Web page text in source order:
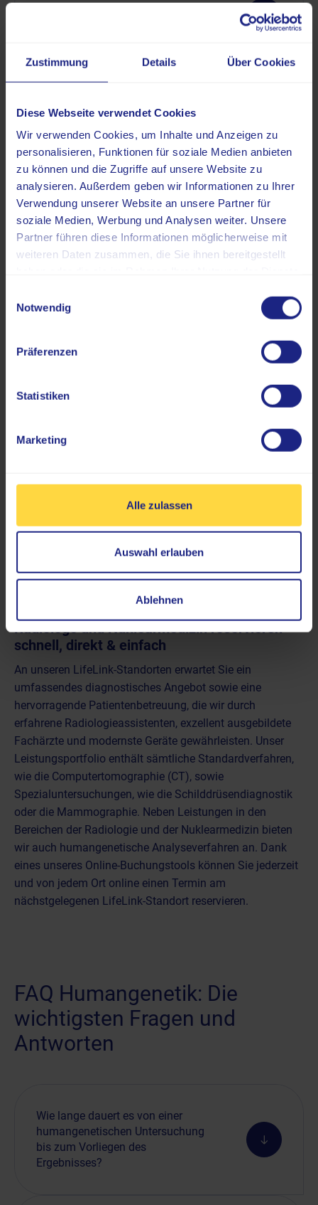
Zustimmung Details Über Cookies
Diese Webseite verwendet Cookies
Wir verwenden Cookies, um Inhalte und Anzeigen zu
personalisieren, Funktionen für soziale Medien anbieten
zu können und die Zugriffe auf unsere Website zu
analysieren. Außerdem geben wir Informationen zu Ihrer
Verwendung unserer Website an unsere Partner für
soziale Medien, Werbung und Analysen weiter. Unsere
Partner führen diese Informationen möglicherweise mit
weiteren Daten zusammen, die Sie ihnen bereitgestellt
Notwendig
Präferenzen
Statistiken
Marketing
Alle zulassen
Auswahl erlauben
Ablehnen
Blutgerinnungsstörungen
Herz-Kreislauf-
Ionenkanalerkrankungen
Knochenstoffwechselstörungen
Nahrungsmittelunverträglichkeiten
Reproduktionsgenetik bzw.
unerfüllter Kinderwunsch
Radiologe und Nuklearmedizin reservieren –
schnell, direkt & einfach
An unseren LifeLink-Standorten erwartet Sie ein
umfassendes diagnostisches Angebot sowie eine
hervorragende Patientenbetreuung, die wir durch
erfahrene Radiologieassistenten, exzellent ausgebildete
Fachärzte und modernste Geräte gewährleisten. Unser
Leistungsportfolio enthält sämtliche Standardverfahren,
wie die Computertomographie (CT), sowie
Spezialuntersuchungen, wie die Schilddrüsendiagnostik
oder die Mammographie. Neben Leistungen in den
Bereichen der Radiologie und der Nuklearmedizin bieten
wir auch humangenetische Analyseverfahren an. Dank
eines unseres Online-Buchungstools können Sie jederzeit
und von jedem Ort online einen Termin am
nächstgelegenen LifeLink-Standort reservieren.
FAQ Humangenetik: Die
wichtigsten Fragen und
Antworten
Wie lange dauert es von einer
humangenetischen Untersuchung
bis zum Vorliegen des
Ergebnisses?